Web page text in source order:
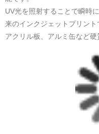
UV光を照射することで瞬時
来のインクジェットプリン
アクリル板、アルミ缶など硬